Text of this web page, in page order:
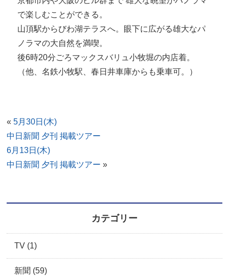
で楽しむことができる。
山頂駅からびわ湖テラスへ。眼下に広がる雄大なパ
ノラマの大自然を満喫。
後6時20分ごろマックスバリュ小牧堀の内店着。
（他、名鉄小牧駅、春日井車庫からも乗車可。）
«5月30日(木)
中日新聞 夕刊 掲載ツアー
6月13日(木)
中日新聞 夕刊 掲載ツアー »
カテゴリー
TV (1)
新聞 (59)